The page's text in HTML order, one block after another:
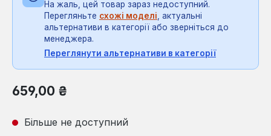
На жаль, цей товар зараз недоступний.
Перегляньте схожі моделі, актуальні
альтернативи в категорії або зверніться до
менеджера.
Переглянути альтернативи в категорії
Звичайна ціна:
659,00 ₴
Більше не доступний